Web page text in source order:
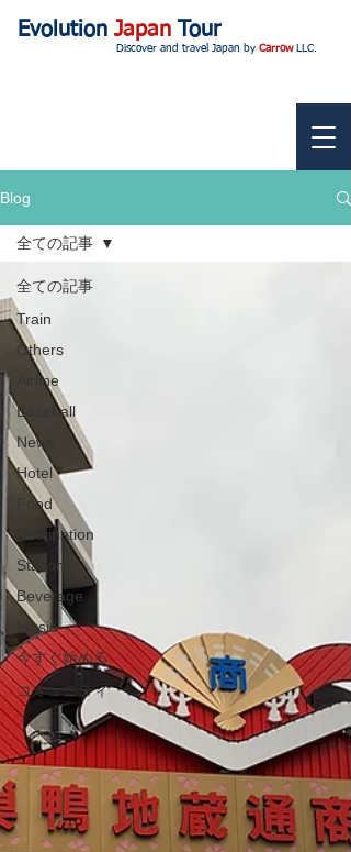
Evolution Japan Tour
Discover and travel Japan by CarrowLLC.
Blog
全ての記事
Train
Others
Airline
Baseball
News
Hotel
Food
Destination
Station
Beverage
Music
今すぐ始める
コミュニティ
全ての記事